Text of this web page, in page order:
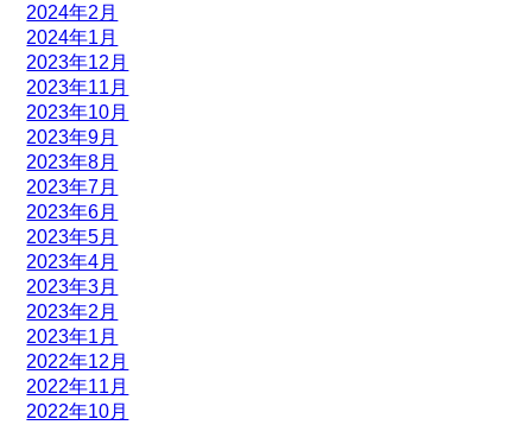
2024年2月
2024年1月
2023年12月
2023年11月
2023年10月
2023年9月
2023年8月
2023年7月
2023年6月
2023年5月
2023年4月
2023年3月
2023年2月
2023年1月
2022年12月
2022年11月
2022年10月